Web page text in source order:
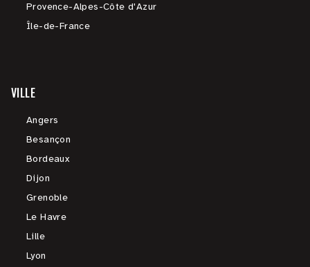
Provence-Alpes-Côte d'Azur
Île-de-France
VILLE
Angers
Besançon
Bordeaux
Dijon
Grenoble
Le Havre
Lille
Lyon